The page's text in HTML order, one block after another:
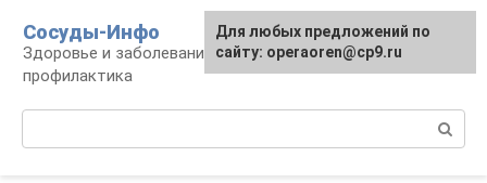
контенту
Сосуды-Инфо
Здоровье и заболевания сосудов и сердца,
профилактика
Для любых предложений по
сайту: operaoren@cp9.ru